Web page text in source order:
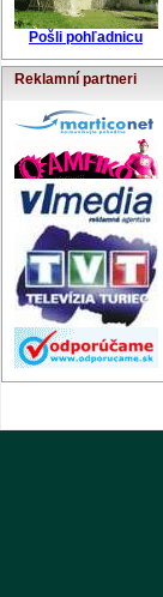
Pošli pohľadnicu
Reklamní partneri